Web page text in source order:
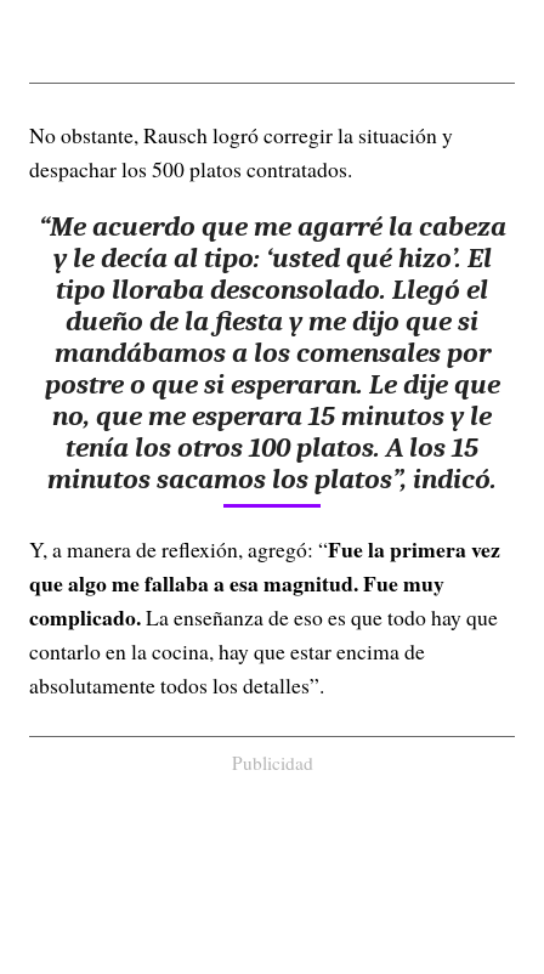
No obstante, Rausch logró corregir la situación y
despachar los 500 platos contratados.
“Me acuerdo que me agarré la cabeza
y le decía al tipo: ‘usted qué hizo’. El
tipo lloraba desconsolado. Llegó el
dueño de la fiesta y me dijo que si
mandábamos a los comensales por
postre o que si esperaran. Le dije que
no, que me esperara 15 minutos y le
tenía los otros 100 platos. A los 15
minutos sacamos los platos”, indicó.
Y, a manera de reflexión, agregó: “Fue la primera vez
que algo me fallaba a esa magnitud. Fue muy
complicado.La enseñanza de eso es que todo hay que
contarlo en la cocina, hay que estar encima de
absolutamente todos los detalles”.
Publicidad